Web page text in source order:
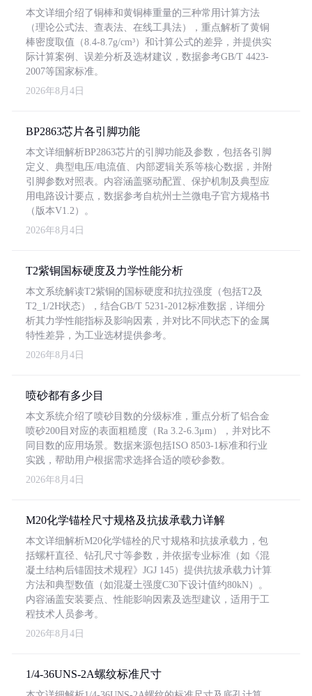
本文详细介绍了铜棒和黄铜棒重量的三种常用计算方法
（理论公式法、查表法、在线工具法），重点解析了黄铜
棒密度取值（8.4-8.7g/cm³）和计算公式的差异，并提供实
际计算案例、误差分析及选材建议，数据参考GB/T 4423-
2007等国家标准。
2026年8月4日
BP2863芯片各引脚功能
本文详细解析BP2863芯片的引脚功能及参数，包括各引脚
定义、典型电压/电流值、内部逻辑关系等核心数据，并附
引脚参数对照表。内容涵盖驱动配置、保护机制及典型应
用电路设计要点，数据参考自杭州士兰微电子官方规格书
（版本V1.2）。
2026年8月4日
T2紫铜国标硬度及力学性能分析
本文系统解读T2紫铜的国标硬度和抗拉强度（包括T2及
T2_1/2H状态），结合GB/T 5231-2012标准数据，详细分
析其力学性能指标及影响因素，并对比不同状态下的金属
特性差异，为工业选材提供参考。
2026年8月4日
喷砂都有多少目
本文系统介绍了喷砂目数的分级标准，重点分析了铝合金
喷砂200目对应的表面粗糙度（Ra 3.2-6.3μm），并对比不
同目数的应用场景。数据来源包括ISO 8503-1标准和行业
实践，帮助用户根据需求选择合适的喷砂参数。
2026年8月4日
M20化学锚栓尺寸规格及抗拔承载力详解
本文详细解析M20化学锚栓的尺寸规格和抗拔承载力，包
括螺杆直径、钻孔尺寸等参数，并依据专业标准（如《混
凝土结构后锚固技术规程》JGJ 145）提供抗拔承载力计算
方法和典型数值（如混凝土强度C30下设计值约80kN）。
内容涵盖安装要点、性能影响因素及选型建议，适用于工
程技术人员参考。
2026年8月4日
1/4-36UNS-2A螺纹标准尺寸